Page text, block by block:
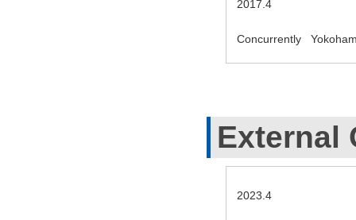
2017.4
Concurrently
External
2023.4